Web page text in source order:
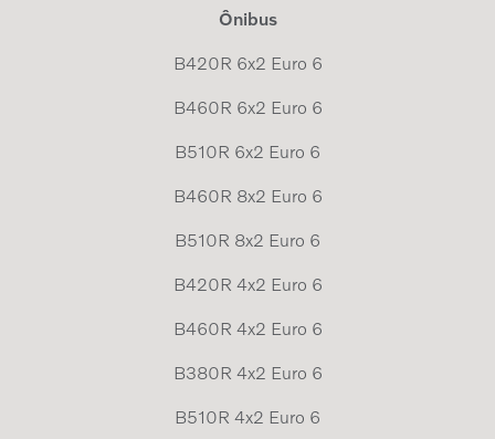
Ônibus
B420R 6x2 Euro 6
B460R 6x2 Euro 6
B510R 6x2 Euro 6
B460R 8x2 Euro 6
B510R 8x2 Euro 6
B420R 4x2 Euro 6
B460R 4x2 Euro 6
B380R 4x2 Euro 6
B510R 4x2 Euro 6